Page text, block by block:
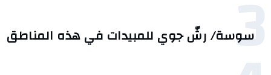
سوسة/ رشّ جوي للمبيدات في هذه المناطق